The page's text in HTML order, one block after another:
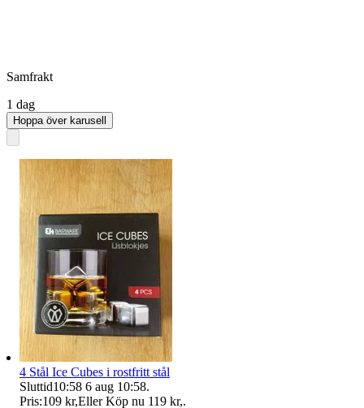
Samfrakt
1 dag
Hoppa över karusell
4 Stål Ice Cubes i rostfritt stål
Sluttid10:58 6 aug 10:58.
Pris:109 kr,Eller Köp nu 119 kr,.